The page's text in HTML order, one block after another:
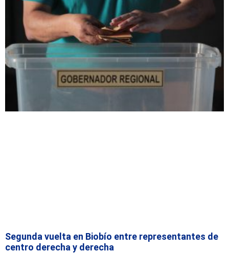
Segunda vuelta en Biobío entre representantes de
centro derecha y derecha